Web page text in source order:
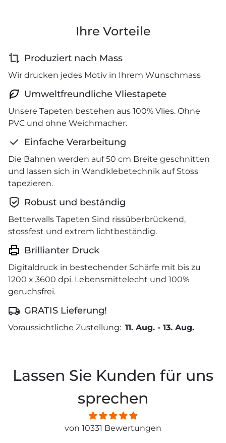
Ihre Vorteile
Produziert nach Mass
Wir drucken jedes Motiv in Ihrem Wunschmass
Umweltfreundliche Vliestapete
Unsere Tapeten bestehen aus 100% Vlies. Ohne
PVC und ohne Weichmacher.
Einfache Verarbeitung
Die Bahnen werden auf 50 cm Breite geschnitten
und lassen sich in Wandklebetechnik auf Stoss
tapezieren.
Robust und beständig
Betterwalls Tapeten Sind rissüberbrückend,
stossfest und extrem lichtbeständig.
Brillianter Druck
Digitaldruck in bestechender Schärfe mit bis zu
1200 x 3600 dpi. Lebensmittelecht und 100%
geruchsfrei.
GRATIS Lieferung!
Voraussichtliche Zustellung: 11. Aug. - 13. Aug.
Lassen Sie Kunden für uns
sprechen
von 10331 Bewertungen